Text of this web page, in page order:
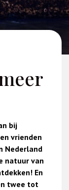
bij
vrienden
Nederland
natuur van
En
twee tot